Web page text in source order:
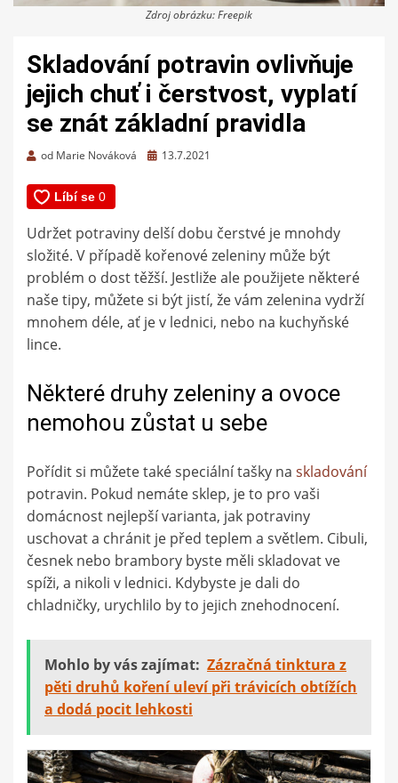
Zdroj obrázku: Freepik
Skladování potravin ovlivňuje
jejich chuť i čerstvost, vyplatí
se znát základní pravidla
od Marie Nováková
Zveřejněno
13.7.2021
Udržet potraviny delší dobu čerstvé je mnohdy
složité. V případě kořenové zeleniny může být
problém o dost těžší. Jestliže ale použijete některé
naše tipy, můžete si být jistí, že vám zelenina vydrží
mnohem déle, ať je v lednici, nebo na kuchyňské
lince.
Některé druhy zeleniny a ovoce
nemohou zůstat u sebe
Pořídit si můžete také speciální tašky na skladování
potravin. Pokud nemáte sklep, je to pro vaši
domácnost nejlepší varianta, jak potraviny
uschovat a chránit je před teplem a světlem. Cibuli,
česnek nebo brambory byste měli skladovat ve
spíži, a nikoli v lednici. Kdybyste je dali do
chladničky, urychlilo by to jejich znehodnocení.
Mohlo by vás zajímat: Zázračná tinktura z
pěti druhů koření uleví při trávicích obtížích
a dodá pocit lehkosti